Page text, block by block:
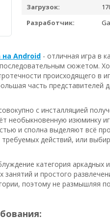
Загрузок:
Разработчик:
на Android - отличная игра в
сюжетом.
происходящего в
часть представителей
с инсталляцией
необыкновенную изюминку
и сполна выделяют всё
действий, или
категория
занятий и простого
поэтому не размышляя